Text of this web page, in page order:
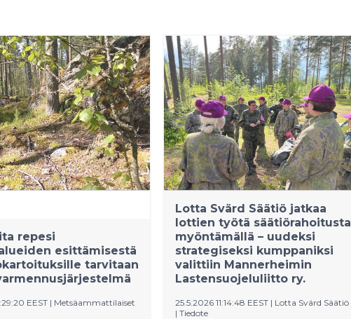
repesi
esittämisestä
tarvitaan
EEST | Metsäammattilaiset
Lotta Svärd Säätiö jatkaa
lottien työtä säätiörahoitusta
myöntämällä – uudeksi
strategiseksi kumppaniksi
valittiin Mannerheimin
Lastensuojeluliitto ry.
25.5.2026 11:14:48 EEST | Lotta Svärd Säätiö
| Tiedote